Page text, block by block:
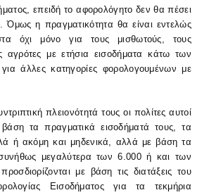
επειδή το αφορολόγητο δεν θα πέσει
η πραγματικότητα θα είναι εντελώς
όχι μόνο για τους μισθωτούς, τους
αγρότες με ετήσια εισοδήματα κάτω των
άλλες κατηγορίες φορολογουμένων με
πλειονότητά τους οι πολίτες αυτοί
τα πραγματικά εισοδήματά τους, τα
ή ακόμη και μηδενικά, αλλά με βάση τα
μεγαλύτερα των 6.000 ή και των
με βάση τις διατάξεις του
Εισοδήματος για τα τεκμήρια